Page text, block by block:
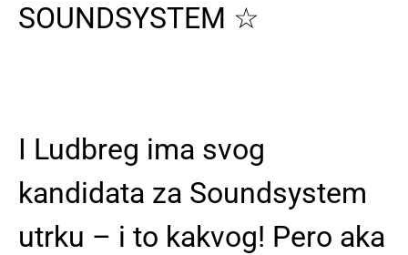
SOUNDSYSTEM ☆
I Ludbreg ima svog
kandidata za Soundsystem
utrku – i to kakvog! Pero aka